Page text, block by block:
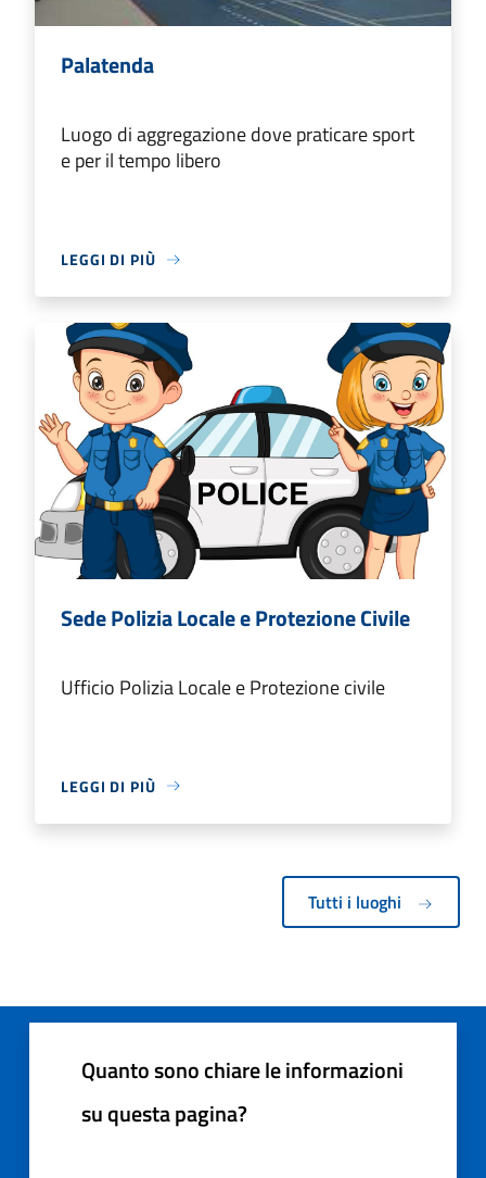
Palatenda
Luogo di aggregazione dove praticare sport
e per il tempo libero
LEGGI DI PIÙ
Sede Polizia Locale e Protezione Civile
Ufficio Polizia Locale e Protezione civile
LEGGI DI PIÙ
Tutti i luoghi
Quanto sono chiare le informazioni
su questa pagina?